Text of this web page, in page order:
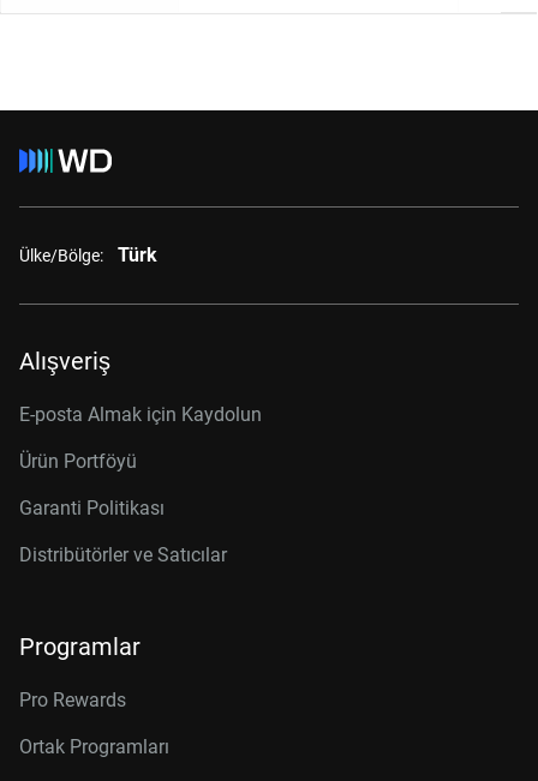
Ülke/Bölge: Türk
Alışveriş
E-posta Almak için Kaydolun
Ürün Portföyü
Garanti Politikası
Distribütörler ve Satıcılar
Programlar
Pro Rewards
Ortak Programları